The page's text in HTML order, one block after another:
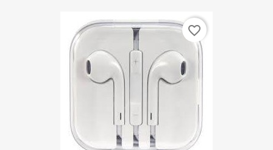
favorite_border